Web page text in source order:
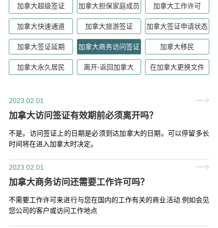
加拿大超级签证 加拿大担保家庭成员 加拿大工作许可
加拿大快速通道 加拿大旅游签证 加拿大签证申请状态
加拿大签证延期 加拿大商务访问签证 加拿大移民
加拿大永久居民 离开-返回加拿大 在加拿大更换文件
2023.02.01
加拿大访问签证有效期前必须离开吗？
不是。访问签证上的日期是必须到达加拿大的日期。可以停留多长
时间将在进入加拿大时决定。
2023.02.01
加拿大商务访问还需要工作许可吗？
不需要工作许可来进行与您在国内的工作有关的商业活动.例如会见
您公司的客户或访问工作地点